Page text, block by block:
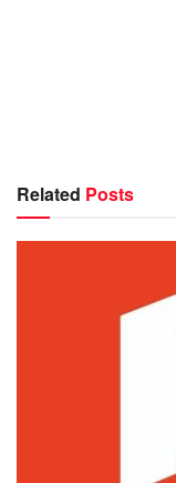
Related Posts